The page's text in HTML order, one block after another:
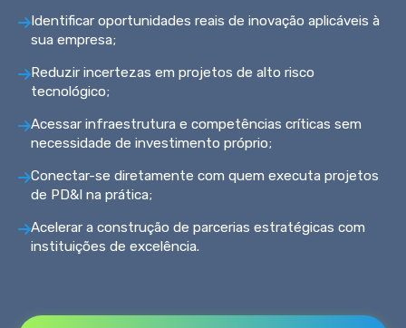
Identificar oportunidades reais de inovação aplicáveis à
sua empresa;
Reduzir incertezas em projetos de alto risco
tecnológico;
Acessar infraestrutura e competências críticas sem
necessidade de investimento próprio;
Conectar-se diretamente com quem executa projetos
de PD&I na prática;
Acelerar a construção de parcerias estratégicas com
instituições de excelência.